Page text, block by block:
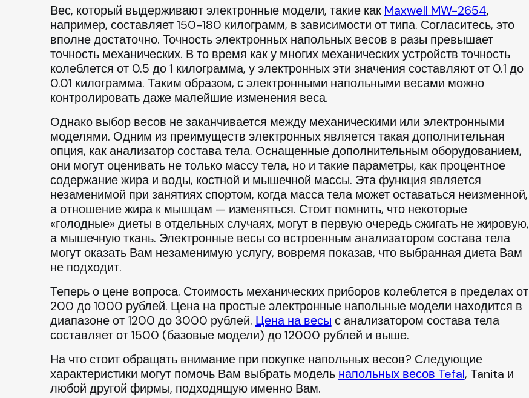
Вес, который выдерживают электронные модели, такие как Maxwell MW-2654,
например, составляет 150-180 килограмм, в зависимости от типа. Согласитесь, это
вполне достаточно. Точность электронных напольных весов в разы превышает
точность механических. В то время как у многих механических устройств точность
колеблется от 0.5 до 1 килограмма, у электронных эти значения составляют от 0.1 до
0.01 килограмма. Таким образом, с электронными напольными весами можно
контролировать даже малейшие изменения веса.
Однако выбор весов не заканчивается между механическими или электронными
моделями. Одним из преимуществ электронных является такая дополнительная
опция, как анализатор состава тела. Оснащенные дополнительным оборудованием,
они могут оценивать не только массу тела, но и такие параметры, как процентное
содержание жира и воды, костной и мышечной массы. Эта функция является
незаменимой при занятиях спортом, когда масса тела может оставаться неизменной,
а отношение жира к мышцам — изменяться. Стоит помнить, что некоторые
«голодные» диеты в отдельных случаях, могут в первую очередь сжигать не жировую,
а мышечную ткань. Электронные весы со встроенным анализатором состава тела
могут оказать Вам незаменимую услугу, вовремя показав, что выбранная диета Вам
не подходит.
Теперь о цене вопроса. Стоимость механических приборов колеблется в пределах от
200 до 1000 рублей. Цена на простые электронные напольные модели находится в
диапазоне от 1200 до 3000 рублей. Цена на весы с анализатором состава тела
составляет от 1500 (базовые модели) до 12000 рублей и выше.
На что стоит обращать внимание при покупке напольных весов? Следующие
характеристики могут помочь Вам выбрать модель напольных весов Tefal, Tanita и
любой другой фирмы, подходящую именно Вам.